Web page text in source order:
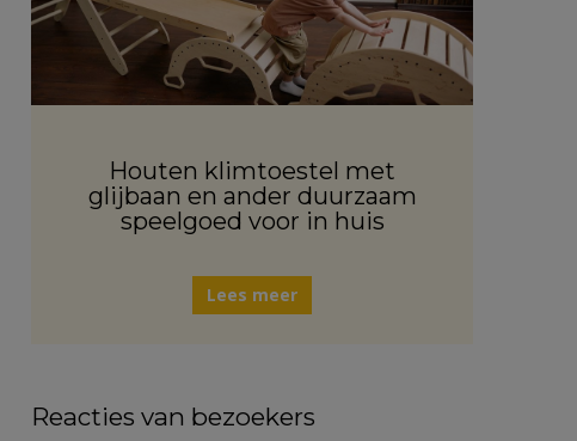
Houten klimtoestel met
glijbaan en ander duurzaam
speelgoed voor in huis
Lees meer
Reacties van bezoekers